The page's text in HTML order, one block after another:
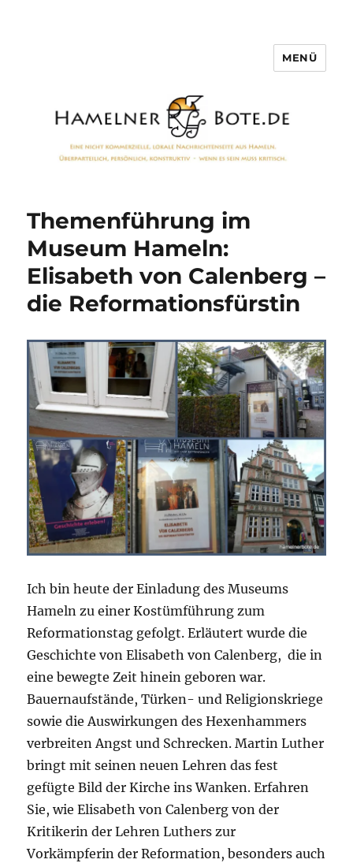
MENÜ
Themenführung im
Museum Hameln:
Elisabeth von Calenberg –
die Reformationsfürstin
Ich bin heute der Einladung des Museums
Hameln zu einer Kostümführung zum
Reformationstag gefolgt. Erläutert wurde die
Geschichte von Elisabeth von Calenberg, die in
eine bewegte Zeit hinein geboren war.
Bauernaufstände, Türken- und Religionskriege
sowie die Auswirkungen des Hexenhammers
verbreiten Angst und Schrecken. Martin Luther
bringt mit seinen neuen Lehren das fest
gefügte Bild der Kirche ins Wanken. Erfahren
Sie, wie Elisabeth von Calenberg von der
Kritikerin der Lehren Luthers zur
Vorkämpferin der Reformation, besonders auch